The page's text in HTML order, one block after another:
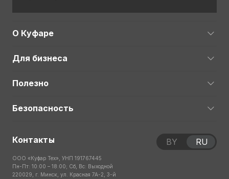
О Куфаре
Для бизнеса
Полезно
Безопасность
Контакты
ООО «Куфар Тех», УНП 191767445
Пн-Пт: 10:00 – 18:00; Сб, Вс: Выходной
220029, г. Минск, ул. Красная 7А-2, 3-й
BY RU